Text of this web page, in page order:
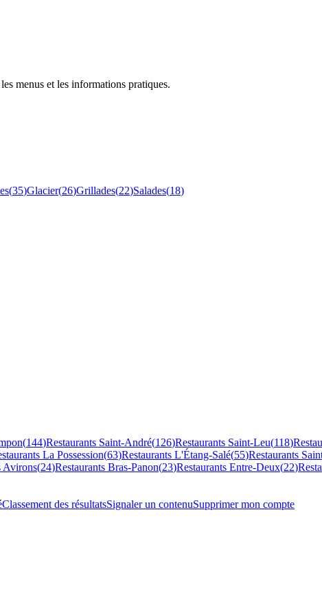
menus et les informations pratiques.
(35)Glacier(26)Grillades(22)Salades(18)
(144)Restaurants Saint-André(126)Restaurants Saint-Leu(118)
La Possession(63)Restaurants L'Étang-Salé(55)Restaurants
Avirons(24)Restaurants Bras-Panon(23)Restaurants Entre-Deux(22)
Classement des résultatsSignaler un contenuSupprimer mon compte